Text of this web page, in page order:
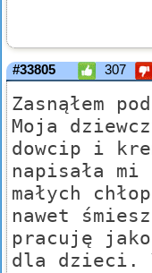
#33805 307
Zasnąłem
Moja
dowcip i
napisała
małych
nawet
pracuję
dla dzieci.